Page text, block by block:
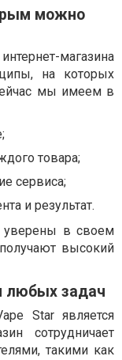
можно
магазина
на которых
мы имеем в
товара;
сервиса;
и результат.
уверены в своем
высокий
любых задач
Star является
сотрудничает
такими как